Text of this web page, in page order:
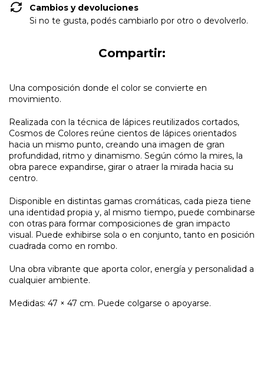
Cambios y devoluciones
Si no te gusta, podés cambiarlo por otro o devolverlo.
Compartir:
Una composición donde el color se convierte en
movimiento.
Realizada con la técnica de lápices reutilizados cortados,
Cosmos de Colores reúne cientos de lápices orientados
hacia un mismo punto, creando una imagen de gran
profundidad, ritmo y dinamismo. Según cómo la mires, la
obra parece expandirse, girar o atraer la mirada hacia su
centro.
Disponible en distintas gamas cromáticas, cada pieza tiene
una identidad propia y, al mismo tiempo, puede combinarse
con otras para formar composiciones de gran impacto
visual. Puede exhibirse sola o en conjunto, tanto en posición
cuadrada como en rombo.
Una obra vibrante que aporta color, energía y personalidad a
cualquier ambiente.
Medidas: 47 × 47 cm. Puede colgarse o apoyarse.